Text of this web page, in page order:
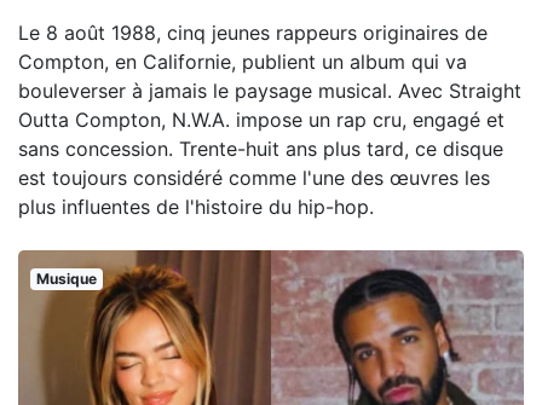
Le 8 août 1988, cinq jeunes rappeurs originaires de
Compton, en Californie, publient un album qui va
bouleverser à jamais le paysage musical. Avec Straight
Outta Compton, N.W.A. impose un rap cru, engagé et
sans concession. Trente-huit ans plus tard, ce disque
est toujours considéré comme l'une des œuvres les
plus influentes de l'histoire du hip-hop.
Musique